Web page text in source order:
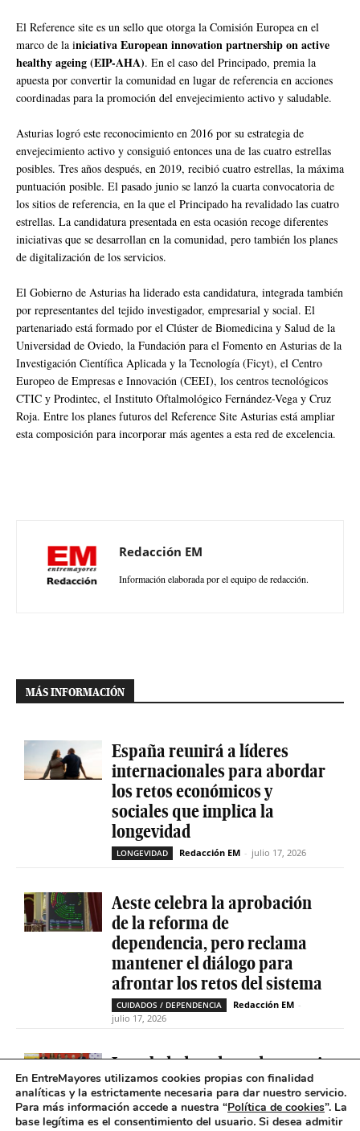
El Reference site es un sello que otorga la Comisión Europea en el
marco de la iniciativa European innovation partnership on active
healthy ageing (EIP-AHA). En el caso del Principado, premia la
apuesta por convertir la comunidad en lugar de referencia en acciones
coordinadas para la promoción del envejecimiento activo y saludable.
Asturias logró este reconocimiento en 2016 por su estrategia de
envejecimiento activo y consiguió entonces una de las cuatro estrellas
posibles. Tres años después, en 2019, recibió cuatro estrellas, la máxima
puntuación posible. El pasado junio se lanzó la cuarta convocatoria de
los sitios de referencia, en la que el Principado ha revalidado las cuatro
estrellas. La candidatura presentada en esta ocasión recoge diferentes
iniciativas que se desarrollan en la comunidad, pero también los planes
de digitalización de los servicios.
El Gobierno de Asturias ha liderado esta candidatura, integrada también
por representantes del tejido investigador, empresarial y social. El
partenariado está formado por el Clúster de Biomedicina y Salud de la
Universidad de Oviedo, la Fundación para el Fomento en Asturias de la
Investigación Científica Aplicada y la Tecnología (Ficyt), el Centro
Europeo de Empresas e Innovación (CEEI), los centros tecnológicos
CTIC y Prodintec, el Instituto Oftalmológico Fernández-Vega y Cruz
Roja. Entre los planes futuros del Reference Site Asturias está ampliar
esta composición para incorporar más agentes a esta red de excelencia.
Redacción EM
Información elaborada por el equipo de redacción.
MÁS INFORMACIÓN
España reunirá a líderes
internacionales para abordar
los retos económicos y
sociales que implica la
longevidad
LONGEVIDAD Redacción EM - julio 17, 2026
Aeste celebra la aprobación
de la reforma de
dependencia, pero reclama
mantener el diálogo para
afrontar los retos del sistema
CUIDADOS / DEPENDENCIA Redacción EM -
julio 17, 2026
La soledad no deseada es casi
cinco veces superior entre
personas que tienen
problemas de salud mental
En EntreMayores utilizamos cookies propias con finalidad
analíticas y la estrictamente necesaria para dar nuestro servicio.
Para más información accede a nuestra “Política de cookies”. La
base legítima es el consentimiento del usuario. Si desea admitir